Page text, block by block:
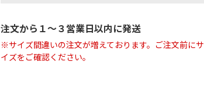
注文から１〜３営業日以内に発送
※サイズ間違いの注文が増えております。ご注文前にサ
イズをご確認ください。